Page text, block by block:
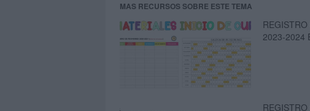
MAS RECURSOS SOBRE ESTE TEMA
2023-2024